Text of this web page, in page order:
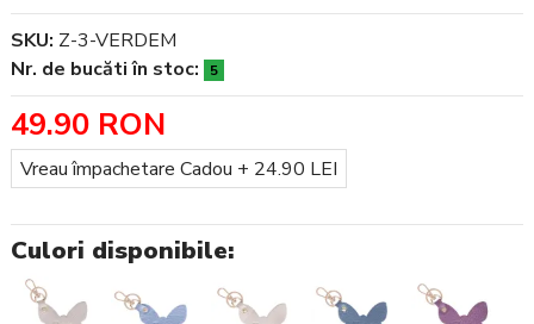
Culori disponibile:
SKU: Z-3-VERDEM
Nr. de bucăti în stoc:
5
49.90 RON
Împachetare Cadou
Vreau împachetare Cadou + 24.90 LEI